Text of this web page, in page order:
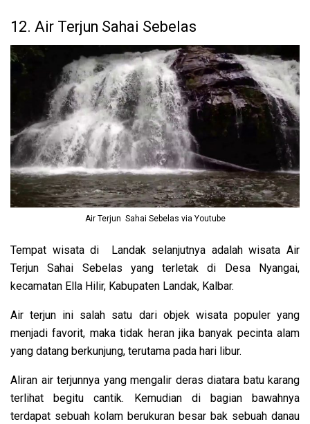
12. Air Terjun Sahai Sebelas
Air Terjun Sahai Sebelas via Youtube
Tempat wisata di Landak selanjutnya adalah wisata Air
Terjun Sahai Sebelas yang terletak di Desa Nyangai,
kecamatan Ella Hilir, Kabupaten Landak, Kalbar.
Air terjun ini salah satu dari objek wisata populer yang
menjadi favorit, maka tidak heran jika banyak pecinta alam
yang datang berkunjung, terutama pada hari libur.
Aliran air terjunnya yang mengalir deras diatara batu karang
terlihat begitu cantik. Kemudian di bagian bawahnya
terdapat sebuah kolam berukuran besar bak sebuah danau